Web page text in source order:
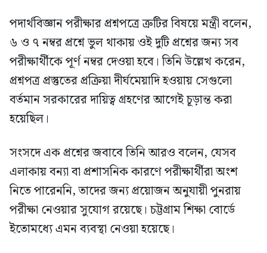
পদার্থবিজ্ঞান পরীক্ষার প্রশ্নপত্রে ত্রুটির বিষয়ে মন্ত্রী বলেন,
৬ ও ৭ নম্বর প্রশ্নে ভুল থাকায় ওই দুটি প্রশ্নের জন্য সব
পরীক্ষার্থীকে পূর্ণ নম্বর দেওয়া হবে। তিনি উল্লেখ করেন,
প্রশ্নপত্র প্রস্তুতের প্রক্রিয়া দীর্ঘমেয়াদি হওয়ায় সেগুলো
বর্তমান সরকারের দায়িত্ব গ্রহণের আগেই চূড়ান্ত করা
হয়েছিল।
সংসদে এক প্রশ্নের জবাবে তিনি আরও বলেন, যেসব
এলাকায় বন্যা বা প্রশাসনিক কারণে পরীক্ষার্থীরা অংশ
নিতে পারেননি, তাদের জন্য প্রয়োজন অনুযায়ী পুনরায়
পরীক্ষা নেওয়ার সুযোগ রয়েছে। চট্টগ্রাম শিক্ষা বোর্ডে
ইতোমধ্যে এমন ব্যবস্থা নেওয়া হয়েছে।